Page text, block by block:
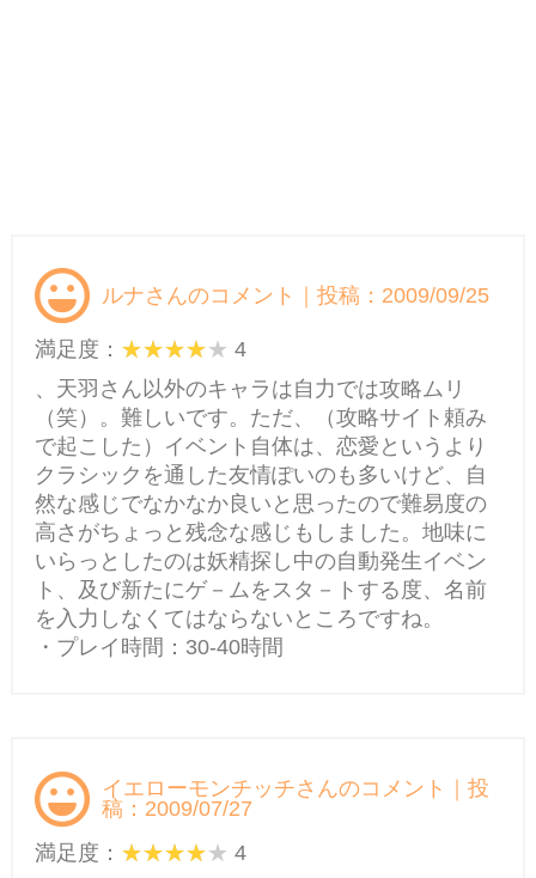
ルナさんのコメント｜投稿：2009/09/25
満足度：
4
、天羽さん以外のキャラは自力では攻略ムリ
（笑）。難しいです。ただ、（攻略サイト頼み
で起こした）イベント自体は、恋愛というより
クラシックを通した友情ぽいのも多いけど、自
然な感じでなかなか良いと思ったので難易度の
高さがちょっと残念な感じもしました。地味に
いらっとしたのは妖精探し中の自動発生イベン
ト、及び新たにゲ－ムをスタ－トする度、名前
を入力しなくてはならないところですね。
・プレイ時間：30-40時間
イエローモンチッチさんのコメント｜投
稿：2009/07/27
満足度：
4